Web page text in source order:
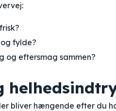
fylde?
og eftersmag sammen?
bliver hængende efter du